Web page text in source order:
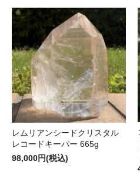
レムリアンシードクリスタル
レコードキーパー 665g
98,000円(税込)